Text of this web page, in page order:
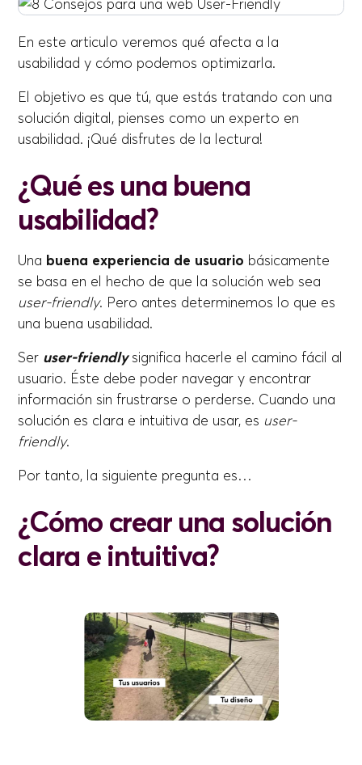
En este articulo veremos qué afecta a la
usabilidad y cómo podemos optimizarla.
El objetivo es que tú, que estás tratando con una
solución digital, pienses como un experto en
usabilidad. ¡Qué disfrutes de la lectura!
¿Qué es una buena
usabilidad?
Una buena experiencia de usuario básicamente
se basa en el hecho de que la solución web sea
user-friendly. Pero antes determinemos lo que es
una buena usabilidad.
Ser user-friendlysignifica hacerle el camino fácil al
usuario. Éste debe poder navegar y encontrar
información sin frustrarse o perderse. Cuando una
solución es clara e intuitiva de usar, es user-
friendly.
Por tanto, la siguiente pregunta es…
¿Cómo crear una solución
clara e intuitiva?